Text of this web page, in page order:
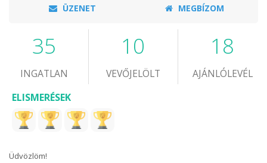
ÜZENET MEGBÍZOM
35
INGATLAN
10
VEVŐJELÖLT
18
AJÁNLÓLEVÉL
ELISMERÉSEK
Üdvözlöm!